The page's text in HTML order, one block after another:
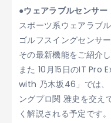
●ウェアラブルセンサー
スポーツ系ウェアラブ
ゴルフスイングセンサ
その最新機能をご紹介し
また 10月15日のIT Pro
with 乃木坂46」では
ングプロ関 雅史を交え
く解説される予定です。